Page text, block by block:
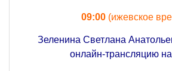
09:00(ижевское
Зеленина Светлана
онлайн-трансляцию